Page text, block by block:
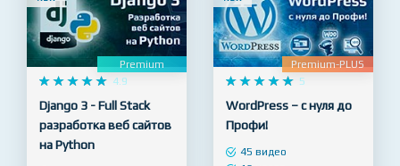
NEW
    
     4.9
Django 3 - Full Stack
NEW
Premium-PLUS
  
  
WordPress – с нуля до